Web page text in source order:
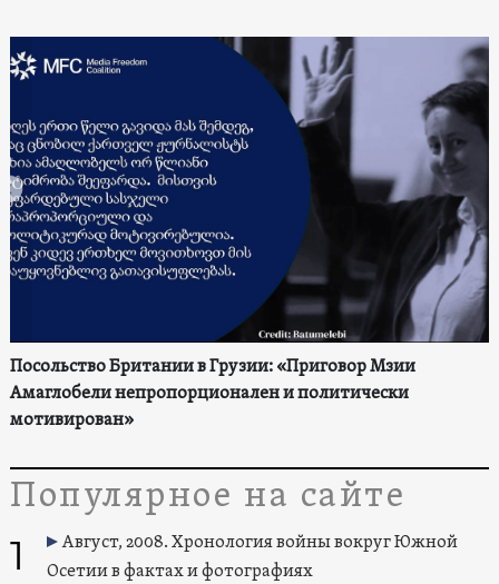
Посольство Британии в Грузии: «Приговор Мзии
Амаглобели непропорционален и политически
мотивирован»
Популярное на сайте
1
Август, 2008. Хронология войны вокруг Южной
Осетии в фактах и фотографиях